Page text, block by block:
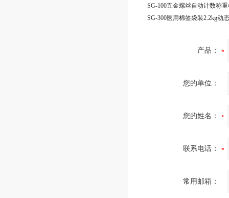
SG-100五金螺丝自动计数称
产品：
您的单位：
您的姓名：
联系电话：
常用邮箱：